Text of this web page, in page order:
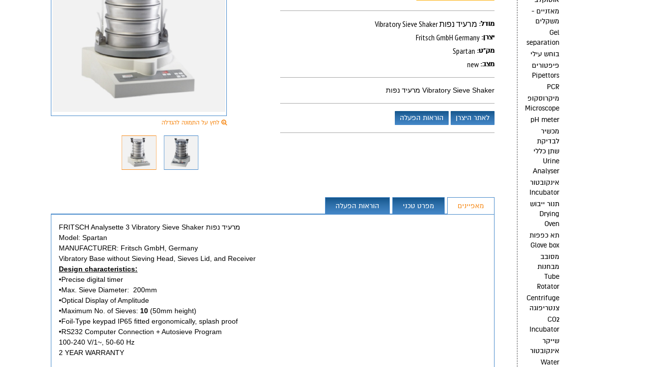
מאזניים -
משקלים
Gel
separation
בוחש עילי
פיפטורים
Pipettors
PCR
מיקרוסקופ
Microscope
pH meter
מכשיר
לבדיקת
שתן כללי
Urine
Analyser
אינקובטור
Incubator
תנור ייבוש
Drying
Oven
תא כפפות
Glove box
מסובב
מבחנות
Tube
Rotator
Centrifuge
צנטריפוגה
CO2
Incubator
שייקר
אינקובטור
Water
מודל: Vibratory Sieve Shaker מרעיד נפות
יצרן: Fritsch GmbH Germany
מק"ט: Spartan
מצב: new
Vibratory Sieve Shaker מרעיד נפות
לאתר היצרן הוראות הפעלה
לחץ על התמונה להגדלה
מאפיינים מפרט טכני הוראות הפעלה
FRITSCH Analysette 3 Vibratory Sieve Shaker מרעיד נפות
Model: Spartan
MANUFACTURER: Fritsch GmbH, Germany
Vibratory Base without Sieving Head, Sieves Lid, and Receiver
Design characteristics:
•Precise digital timer
•Max. Sieve Diameter: 200mm
•Optical Display of Amplitude
•Maximum No. of Sieves: 10 (50mm height)
•Foil-Type keypad IP65 fitted ergonomically, splash proof
•RS232 Computer Connection + Autosieve Program
100-240 V/1~, 50-60 Hz
2 YEAR WARRANTY